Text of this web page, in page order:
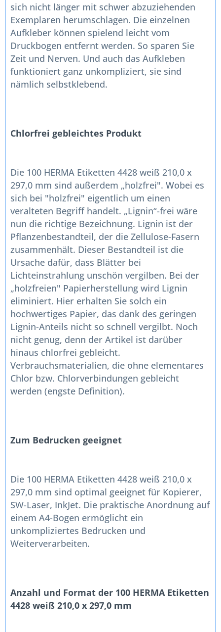
sich nicht länger mit schwer abzuziehenden
Exemplaren herumschlagen. Die einzelnen
Aufkleber können spielend leicht vom
Druckbogen entfernt werden. So sparen Sie
Zeit und Nerven. Und auch das Aufkleben
funktioniert ganz unkompliziert, sie sind
nämlich selbstklebend.
Chlorfrei gebleichtes Produkt
Die 100 HERMA Etiketten 4428 weiß 210,0 x
297,0 mm sind außerdem „holzfrei". Wobei es
sich bei "holzfrei" eigentlich um einen
veralteten Begriff handelt. „Lignin“-frei wäre
nun die richtige Bezeichnung. Lignin ist der
Pflanzenbestandteil, der die Zellulose-Fasern
zusammenhält. Dieser Bestandteil ist die
Ursache dafür, dass Blätter bei
Lichteinstrahlung unschön vergilben. Bei der
„holzfreien" Papierherstellung wird Lignin
eliminiert. Hier erhalten Sie solch ein
hochwertiges Papier, das dank des geringen
Lignin-Anteils nicht so schnell vergilbt. Noch
nicht genug, denn der Artikel ist darüber
hinaus chlorfrei gebleicht.
Verbrauchsmaterialien, die ohne elementares
Chlor bzw. Chlorverbindungen gebleicht
werden (engste Definition).
Zum Bedrucken geeignet
Die 100 HERMA Etiketten 4428 weiß 210,0 x
297,0 mm sind optimal geeignet für Kopierer,
SW-Laser, InkJet. Die praktische Anordnung auf
einem A4-Bogen ermöglicht ein
unkompliziertes Bedrucken und
Weiterverarbeiten.
Anzahl und Format der 100 HERMA Etiketten
4428 weiß 210,0 x 297,0 mm